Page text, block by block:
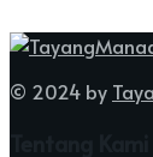
© 2024 by